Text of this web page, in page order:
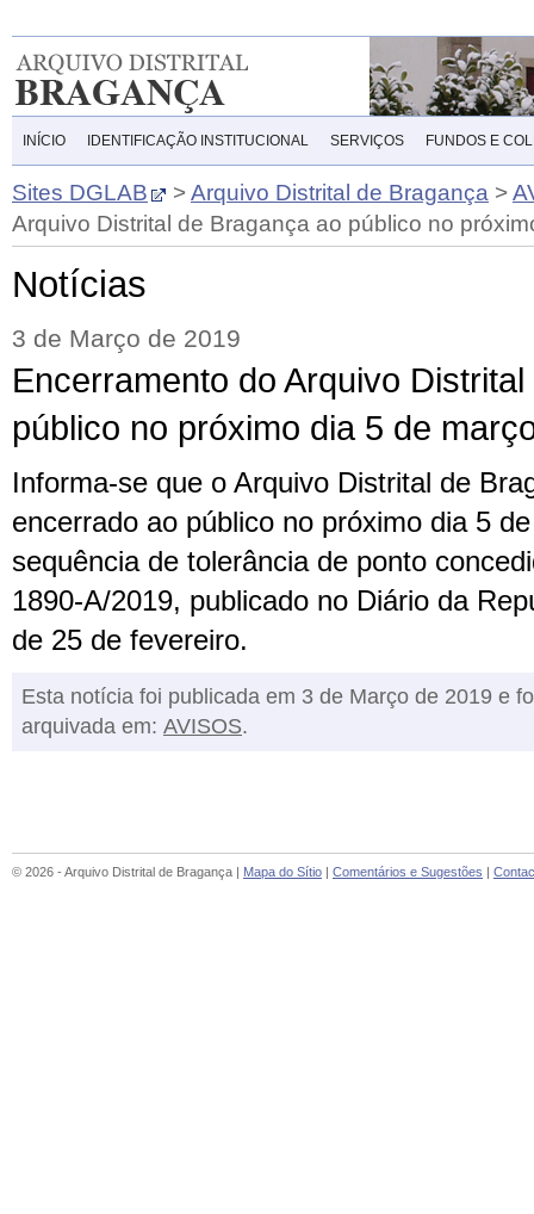
INÍCIO IDENTIFICAÇÃO INSTITUCIONAL SERVIÇOS FUNDOS E
Sites DGLAB >Arquivo Distrital de Bragança >
Arquivo Distrital de Bragança ao público no
Notícias
3 de Março de 2019
Encerramento do Arquivo
público no próximo dia 5 de
Informa-se que o Arquivo Distrital de
encerrado ao público no próximo dia 5
sequência de tolerância de ponto
1890-A/2019, publicado no Diário da
de 25 de fevereiro.
Esta notícia foi publicada em 3 de Março de 2019 e
arquivada em: AVISOS.
© 2026 - Arquivo Distrital de Bragança | Mapa do Sítio Comentários e Sugestões